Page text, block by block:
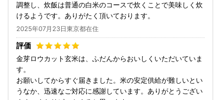
調整し、炊飯は普通の白米のコースで炊くことで美味しく炊
けるようです。ありがたく頂いております。
2025年07月23日東京都在住
金芽ロウカット玄米は、ふだんからおいしくいただいていま
す。
お願いしてからすぐ届きました。米の安定供給が難しいとい
うなか、迅速なご対応に感謝しています。ありがとうござい